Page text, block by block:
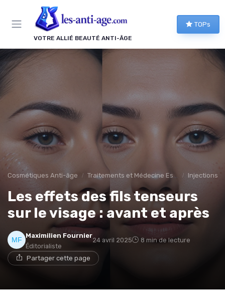
VOTRE ALLIÉ BEAUTÉ ANTI-ÂGE
TOPs
Cosmétiques Anti-âge Traitements et Médecine Esthétique Injections
Les effets des fils tenseurs
sur le visage : avant et après
Maximilien Fournier
Éditorialiste
24 avril 2025 8 min de lecture
Partager cette page
Panneau de gestion des cookies